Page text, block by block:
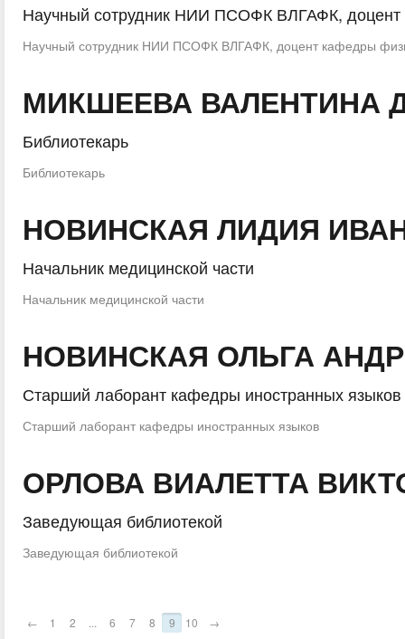
Научный сотрудник НИИ ПСОФК ВЛГАФК,
Научный сотрудник НИИ ПСОФК ВЛГАФК, доцент кафедры
МИКШЕЕВА ВАЛЕНТИНА
Библиотекарь
Библиотекарь
НОВИНСКАЯ ЛИДИЯ
Начальник медицинской части
Начальник медицинской части
НОВИНСКАЯ ОЛЬГА
Старший лаборант кафедры иностранных языков
Старший лаборант кафедры иностранных языков
ОРЛОВА ВИАЛЕТТА
Заведующая библиотекой
Заведующая библиотекой
← 1 2 ... 6 7 8 9 10 →